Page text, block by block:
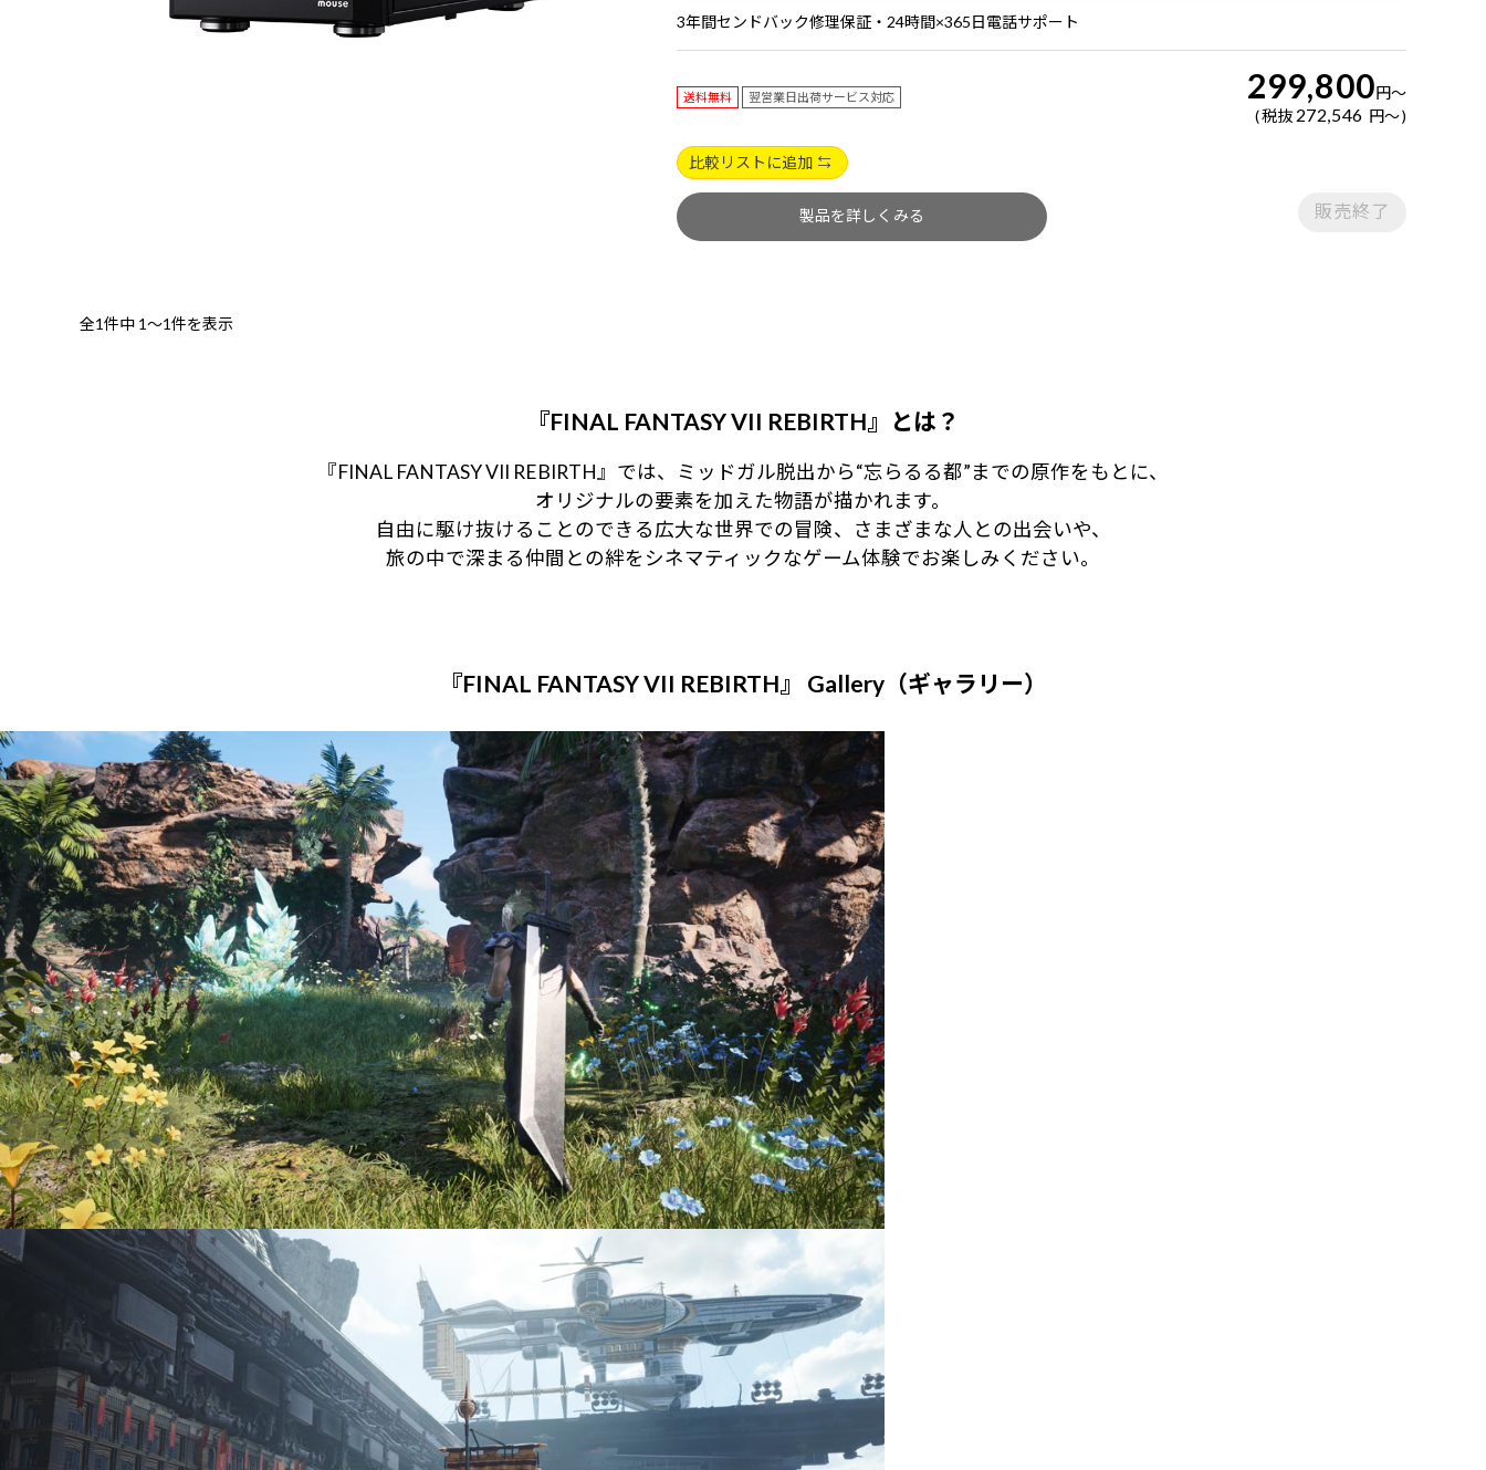
3年間センドバック修理保証・24時間×365日電話サポート
送料無料 翌営業日出荷サービス対応 299,800円～
税抜 272,546 円～
比較リストに追加
製品を詳しくみる 販売終了
全1件中 1～1件を表示
『FINAL FANTASY VII REBIRTH』とは？
『FINAL FANTASY VII REBIRTH』では、ミッドガル脱出から“忘らるる都”までの原作をもとに、
オリジナルの要素を加えた物語が描かれます。
自由に駆け抜けることのできる広大な世界での冒険、さまざまな人との出会いや、
旅の中で深まる仲間との絆をシネマティックなゲーム体験でお楽しみください。
『FINAL FANTASY VII REBIRTH』 Gallery（ギャラリー）